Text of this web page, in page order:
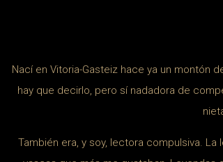
Nací en Vitoria-Gasteiz hace ya un montón
hay que decirlo, pero sí nadadora de
También era, y soy, lectora compulsiva.